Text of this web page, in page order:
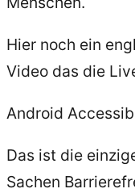
Hier noch ein
Video das die
Android
Das ist die
Sachen